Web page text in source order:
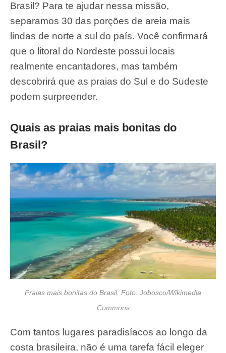
Brasil? Para te ajudar nessa missão,
separamos 30 das porções de areia mais
lindas de norte a sul do país. Você confirmará
que o litoral do Nordeste possui locais
realmente encantadores, mas também
descobrirá que as praias do Sul e do Sudeste
podem surpreender.
Quais as praias mais bonitas do
Brasil?
Praias mais bonitas do Brasil. Foto: Jobosco/Wikimedia
Commons
Com tantos lugares paradisíacos ao longo da
costa brasileira, não é uma tarefa fácil eleger